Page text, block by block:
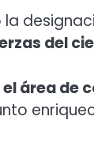
la
del
área de